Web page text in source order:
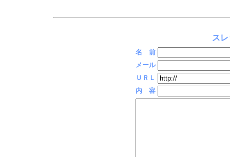
ス
名 前
メール
ＵＲＬ
内 容